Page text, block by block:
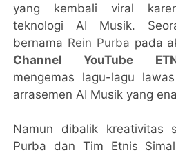
yang kembali viral
teknologi AI Musik.
bernama Rein Purba pada
Channel YouTube
mengemas lagu-lagu
arrasemen AI Musik yang
Namun dibalik kreativitas
Purba dan Tim Etnis